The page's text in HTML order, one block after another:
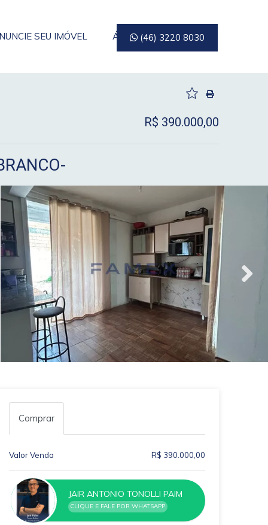
SEU IMÓVEL ÁREA DO CLIENTE
(46) 3220 8030
R$ 390.000,00
Comprar
Valor Venda R$ 390.000,00
JAIR ANTONIO TONOLLI PAIM
CLIQUE E FALE POR WHATSAPP